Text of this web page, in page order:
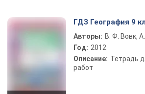
Play
ГДЗ География 9
Авторы: В. Ф. Вовк,
Год: 2012
Описание: Тетрадь
работ